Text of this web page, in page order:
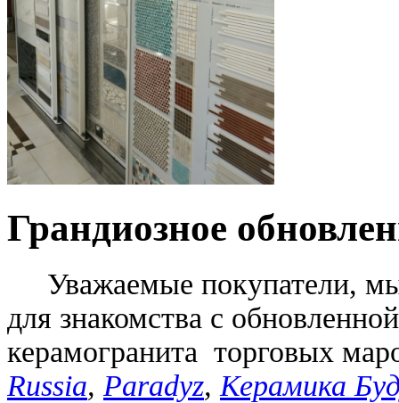
Грандиозное
Уважаемые покупатели,
для знакомства с
керамогранита торговых
Russia, Paradyz, Керамика